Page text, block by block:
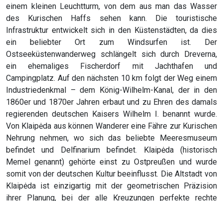
einem kleinen Leuchtturm, von dem aus man das Wasser
des Kurischen Haffs sehen kann. Die touristische
Infrastruktur entwickelt sich in den Küstenstädten, da dies
ein beliebter Ort zum Windsurfen ist. Der
Ostseeküstenwanderweg schlängelt sich durch Dreverna,
ein ehemaliges Fischerdorf mit Jachthafen und
Campingplatz. Auf den nächsten 10 km folgt der Weg einem
Industriedenkmal – dem König-Wilhelm-Kanal, der in den
1860er und 1870er Jahren erbaut und zu Ehren des damals
regierenden deutschen Kaisers Wilhelm I. benannt wurde.
Von Klaipėda aus können Wanderer eine Fähre zur Kurischen
Nehrung nehmen, wo sich das beliebte Meeresmuseum
befindet und Delfinarium befindet. Klaipėda (historisch
Memel genannt) gehörte einst zu Ostpreußen und wurde
somit von der deutschen Kultur beeinflusst. Die Altstadt von
Klaipėda ist einzigartig mit der geometrischen Präzision
ihrer Planung, bei der alle Kreuzungen perfekte rechte